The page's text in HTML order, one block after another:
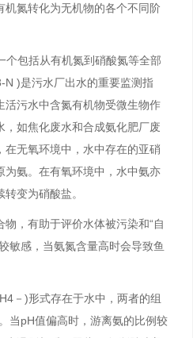
氮转化为无机物的各个不同阶
个包括从有机氮到硝酸氮等全部
N )是污水厂出水的重要监测指
活污水中含氮有机物受微生物作
，如焦化废水和合成氨化肥厂废
在无氧环境中，水中存在的亚硝
为氨。在有氧环境中，水中氨亦
变为硝酸盐。
，有助于评价水体被污染和“自
敏感，当氨氮含量高时会导致鱼
－)形式存在于水中，两者的组
当pH值偏高时，游离氨的比例较